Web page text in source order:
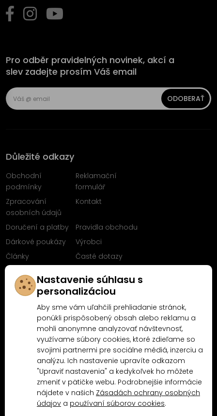
Pro odběr pravidelných novinek, akcí a
slev zadejte prosím Váš email
ODOBERAŤ
Důležité odkazy
Obchodní
podmínky
Reklamační
formulář
Zpracování
osobních údajů
Kontakt
Doručení a platby
Pravidla obchodu
Dárkové poukázy
Výrobci
Články
Časté dotazy
Facebooku
Proč nakoupit u MN-Modelář.cz
4.9/5(10481x) 4.5/5 (189x)
Nastavenie súhlasu s
personalizáciou
Aby sme vám uľahčili prehliadanie stránok,
ponúkli prispôsobený obsah alebo reklamu a
mohli anonymne analyzovať návštevnosť,
využívame súbory cookies, ktoré zdieľame so
svojimi partnermi pre sociálne médiá, inzerciu a
analýzu. Ich nastavenie upravíte odkazom
"Upraviť nastavenia" a kedykoľvek ho môžete
zmeniť v pätičke webu. Podrobnejšie informácie
nájdete v našich Zásadách ochrany osobných
údajov a používaní súborov cookies.